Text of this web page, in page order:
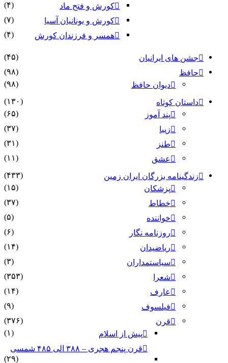
کورش و فتح ماد
(۴)
کورش و یونانیان آسیا
(۷)
همسر و فرزندان کورش
(۴)
جشن های ایرانیان
(۴۵)
حافظ
(۹۸)
دیوان حافظ
(۹۸)
داستان کوتاه
(۱۳۰)
پند آموز
(۶۵)
زیبا
(۳۷)
طنز
(۳۱)
عشق
(۱۱)
زندگینامه بزرگان ایران زمین
(۴۳۳)
پزشکان
(۱۵)
خطاط
(۳۷)
خواننده
(۵)
روزنامه نگار
(۶)
ریاضیدان
(۱۴)
سیاستمداران
(۳)
شعرا
(۳۵۳)
عارف
(۱۴)
فیلسوف
(۹)
قرن
(۳۷۶)
پیش از اسلام
(۱)
قرن پنجم هجری – ۳۸۸ الی ۴۸۵ شمسی
(۲۹)